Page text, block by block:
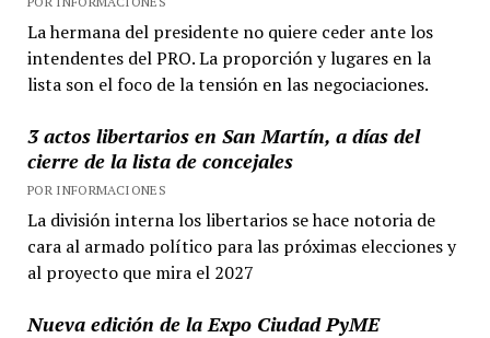
La hermana del presidente no quiere ceder ante los
intendentes del PRO. La proporción y lugares en la
lista son el foco de la tensión en las negociaciones.
3 actos libertarios en San Martín, a días del
cierre de la lista de concejales
POR INFORMACIONES
La división interna los libertarios se hace notoria de
cara al armado político para las próximas elecciones y
al proyecto que mira el 2027
Nueva edición de la Expo Ciudad PyME